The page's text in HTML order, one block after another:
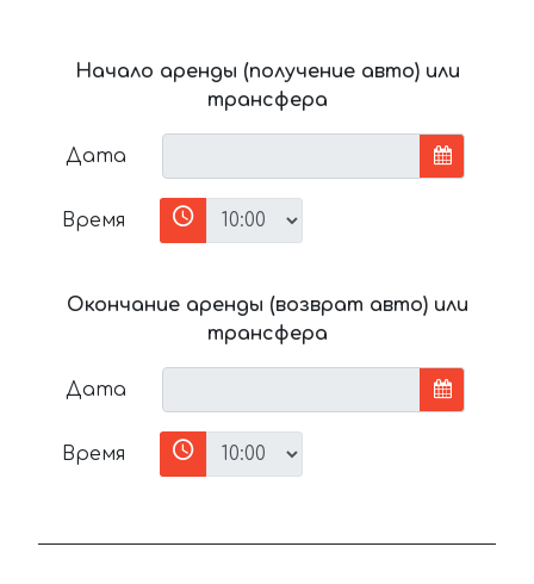
Начало аренды (получение авто) или
трансфера
Дата
Время
Окончание аренды (возврат авто) или
трансфера
Дата
Время